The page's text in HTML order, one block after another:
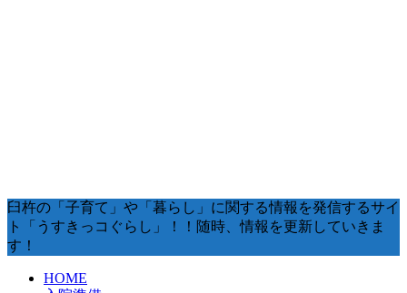
臼杵の「子育て」や「暮らし」に関する情報を発信するサイ
ト「うすきっコぐらし」！！随時、情報を更新していきま
す！
HOME